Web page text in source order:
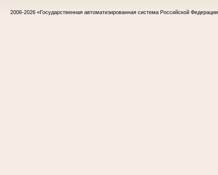
2006-2026 «Государственная автоматизированная система Российской